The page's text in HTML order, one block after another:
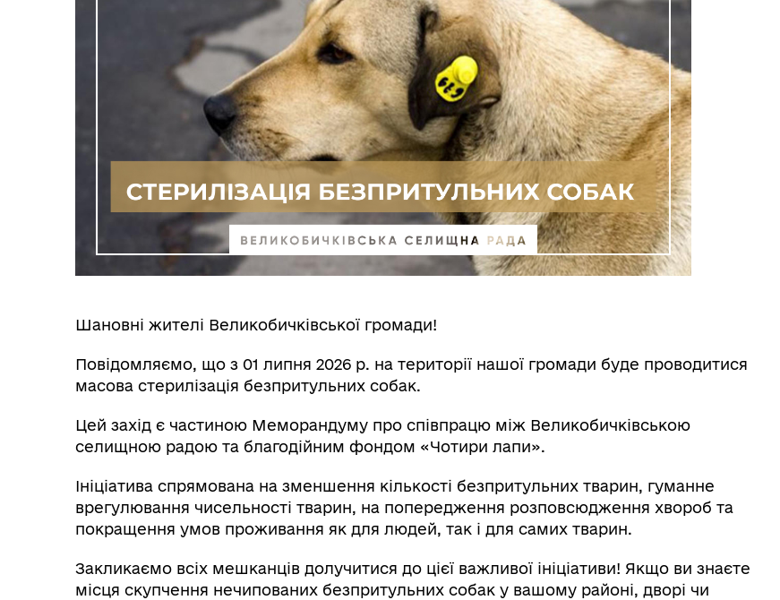
Шановні жителі Великобичківської громади!
Повідомляємо, що з 01 липня 2026 р. на території нашої громади буде проводитися
масова стерилізація безпритульних собак.
Цей захід є частиною Меморандуму про співпрацю між Великобичківською
селищною радою та благодійним фондом «Чотири лапи».
Ініціатива спрямована на зменшення кількості безпритульних тварин, гуманне
врегулювання чисельності тварин, на попередження розповсюдження хвороб та
покращення умов проживання як для людей, так і для самих тварин.
Закликаємо всіх мешканців долучитися до цієї важливої ініціативи! Якщо ви знаєте
місця скупчення нечипованих безпритульних собак у вашому районі, дворі чи